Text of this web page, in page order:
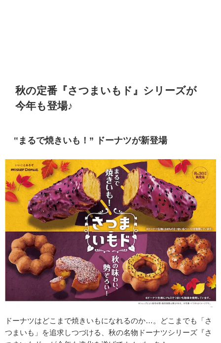
秋の定番『さつまいもド』 シリーズが
今年も登場♪
‟まるで焼きいも！” ドーナツが新登場
ドーナツはどこまで焼きいもになれるのか…。どこまでも「さ
つまいも」を追求しつづける、秋の名物ドーナツシリーズ『さ